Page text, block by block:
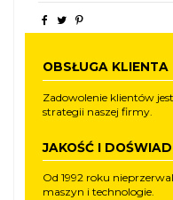
OBSŁUGA KLIENTA
Zadowolenie klientów
strategii naszej firmy.
JAKOŚĆ I
Od 1992 roku
maszyn i technologie.